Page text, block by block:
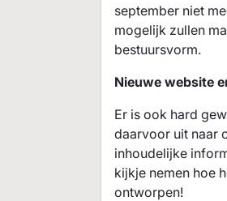
september niet
mogelijk zullen
bestuursvorm.
Nieuwe website
Er is ook hard
daarvoor uit naar
inhoudelijke
kijkje nemen hoe
ontworpen!